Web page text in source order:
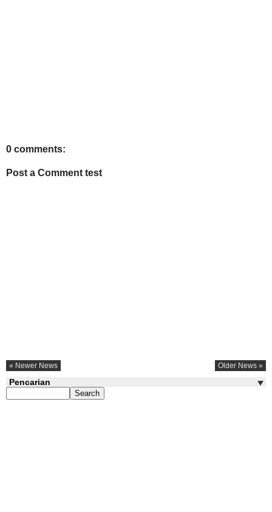
0 comments:
Post a Comment test
« Newer News Older News »
Pencarian